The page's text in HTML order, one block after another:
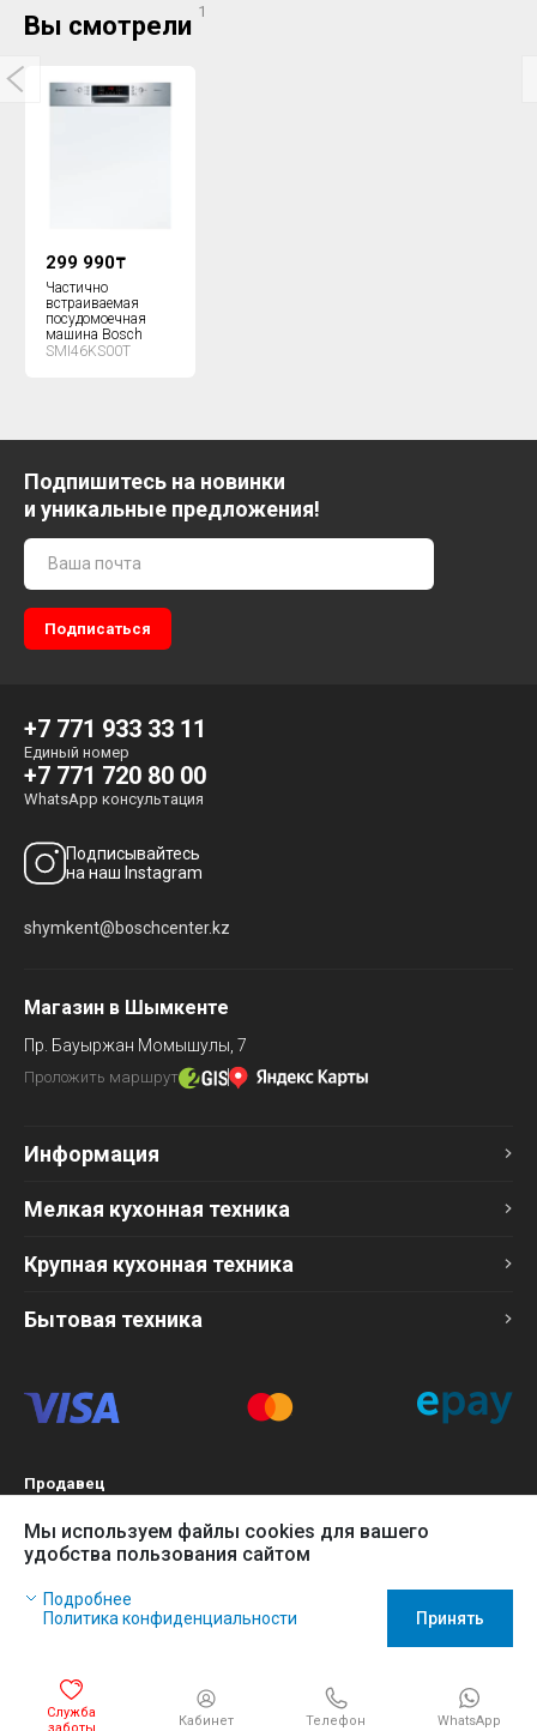
Вы смотрели 1
299 990₸
Частично
встраиваемая
посудомоечная
машина Bosch
SMI46KS00T
Служба
Кабинет Телефон WhatsApp
Подпишитесь на новинки
и уникальные предложения!
+7 771 933 33 11
Единый номер
+7 771 720 80 00
WhatsApp консультация
Подписывайтесь
на наш Instagram
shymkent@boschcenter.kz
Магазин в Шымкенте
Пр. Бауыржан Момышулы, 7
Проложить маршрут
Информация
Мелкая кухонная техника
Крупная кухонная техника
Бытовая техника
Продавец
БИН 120140015907
Более подробно см. раздел Оферта
Мы используем файлы cookies для вашего
удобства пользования сайтом
Наш сайт использует файлы cookies, чтобы Вы могли
заказать товар в интернет-магазине и позволяет нам
Игнорируйте это сообщение, если Вы согласны с политикой
использования cookies. Нажмите на ссылку Политика
Подробнее
Политика конфиденциальности
Принять